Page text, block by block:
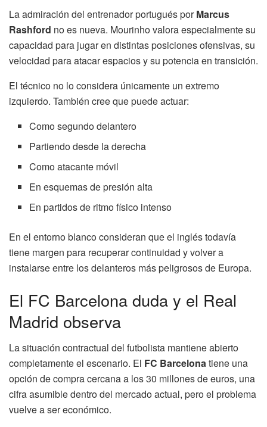
La admiración del entrenador portugués porMarcus
Rashford no es nueva. Mourinho valora especialmente su
capacidad para jugar en distintas posiciones ofensivas, su
velocidad para atacar espacios y su potencia en transición.
El técnico no lo considera únicamente un extremo
izquierdo. También cree que puede actuar:
Como segundo delantero
Partiendo desde la derecha
Como atacante móvil
En esquemas de presión alta
En partidos de ritmo físico intenso
En el entorno blanco consideran que el inglés todavía
tiene margen para recuperar continuidad y volver a
instalarse entre los delanteros más peligrosos de Europa.
El FC Barcelona duda y el Real
Madrid observa
La situación contractual del futbolista mantiene abierto
completamente el escenario. El FC Barcelonatiene una
opción de compra cercana a los 30 millones de euros, una
cifra asumible dentro del mercado actual, pero el problema
vuelve a ser económico.